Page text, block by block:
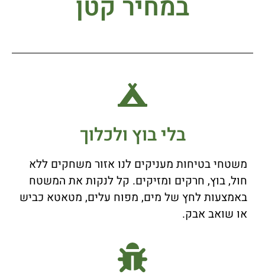
בלי בוץ ולכלוך
משטחי בטיחות מעניקים לנו אזור משחקים ללא
חול, בוץ, חרקים ומזיקים. קל לנקות את המשטח
באמצעות לחץ של מים, מפוח עלים, מטאטא כביש
או שואב אבק.